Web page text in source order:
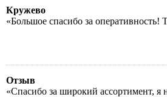
Кружево
«Большое спасибо за
Отзыв
«Спасибо за широкий ассортимент,